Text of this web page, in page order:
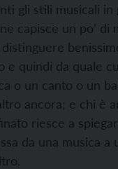
gli stili musicali in
capisce un po’ di
e quindi da quale
o un canto o un
ancora; e chi è
riesce a
da una musica a